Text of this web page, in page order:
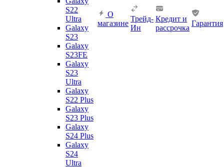
S22
Ultra
Galaxy
S23
Galaxy
S23FE
Galaxy
S23
Ultra
Galaxy
S22 Plus
Galaxy
S23 Plus
Galaxy
S24 Plus
Galaxy
S24
Ultra
О
магазине
Трейд-
Ин
Кредит и
рассрочка
Гарантия